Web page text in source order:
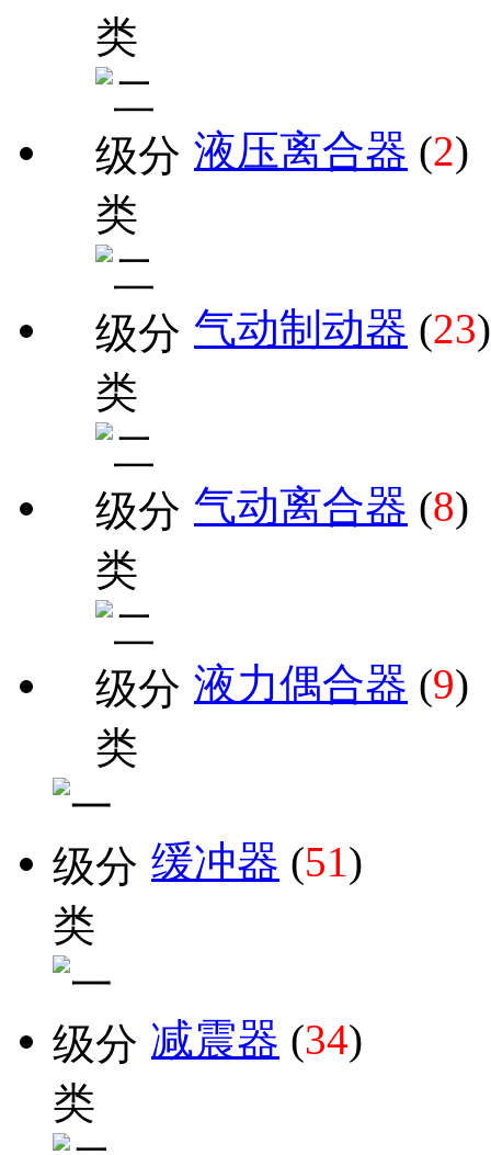
液压离合器 (2)
气动制动器 (23)
气动离合器 (8)
液力偶合器 (9)
缓冲器 (51)
减震器 (34)